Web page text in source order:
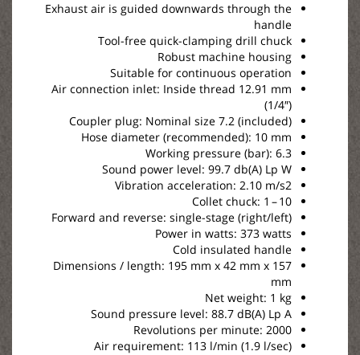
Exhaust air is guided downwards through the
handle
Tool-free quick-clamping drill chuck
Robust machine housing
Suitable for continuous operation
Air connection inlet: Inside thread 12.91 mm
(1/4″)
Coupler plug: Nominal size 7.2 (included)
Hose diameter (recommended): 10 mm
Working pressure (bar): 6.3
Sound power level: 99.7 db(A) Lp W
Vibration acceleration: 2.10 m/s2
Collet chuck: 1 – 10
Forward and reverse: single-stage (right/left)
Power in watts: 373 watts
Cold insulated handle
Dimensions / length: 195 mm x 42 mm x 157
mm
Net weight: 1 kg
Sound pressure level: 88.7 dB(A) Lp A
Revolutions per minute: 2000
Air requirement: 113 l/min (1.9 l/sec)